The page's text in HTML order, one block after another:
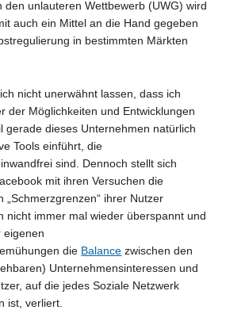
den unlauteren Wettbewerb (UWG) wird
auch ein Mittel an die Hand gegeben
in bestimmten Märkten
nicht unerwähnt lassen, dass ich
der Möglichkeiten und Entwicklungen
gerade dieses Unternehmen natürlich
Tools einführt, die
sind. Dennoch stellt sich
mit ihren Versuchen die
„Schmerzgrenzen“ ihrer Nutzer
nicht immer mal wieder überspannt und
eigenen
die Balance zwischen den
Unternehmensinteressen und
auf die jedes Soziale Netzwerk
ist, verliert.